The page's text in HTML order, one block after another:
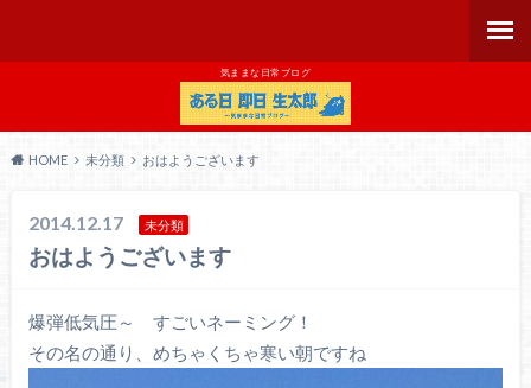
気ままな日常ブログ
HOME 未分類 おはようございます
2014.12.17 未分類
おはようございます
爆弾低気圧～ すごいネーミング！
その名の通り、めちゃくちゃ寒い朝ですね